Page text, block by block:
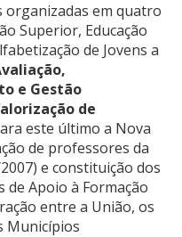
organizadas em quatro
Superior, Educação
de Jovens a
e Gestão
de
este último a Nova
de professores da
e constituição dos
de Apoio à Formação
entre a União, os
Municípios